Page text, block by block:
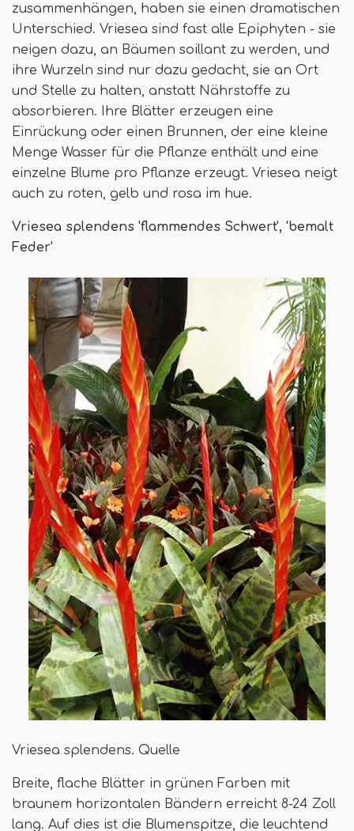
zusammenhängen, haben sie einen dramatischen
Unterschied. Vriesea sind fast alle Epiphyten - sie
neigen dazu, an Bäumen soillant zu werden, und
ihre Wurzeln sind nur dazu gedacht, sie an Ort
und Stelle zu halten, anstatt Nährstoffe zu
absorbieren. Ihre Blätter erzeugen eine
Einrückung oder einen Brunnen, der eine kleine
Menge Wasser für die Pflanze enthält und eine
einzelne Blume pro Pflanze erzeugt. Vriesea neigt
auch zu roten, gelb und rosa im hue.
Vriesea splendens 'flammendes Schwert', 'bemalt
Feder'
Vriesea splendens. Quelle
Breite, flache Blätter in grünen Farben mit
braunem horizontalen Bändern erreicht 8-24 Zoll
lang. Auf dies ist die Blumenspitze, die leuchtend